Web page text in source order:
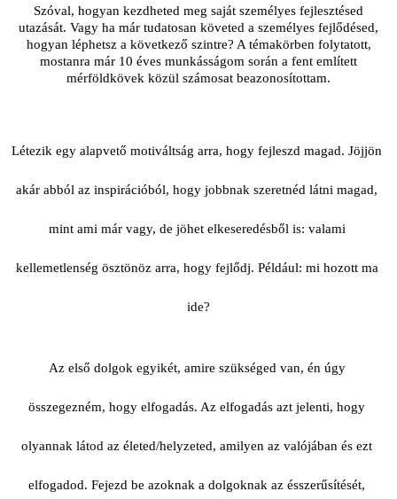
Szóval, hogyan kezdheted meg saját személyes fejlesztésed
utazását. Vagy ha már tudatosan követed a személyes fejlődésed,
hogyan léphetsz a következő szintre? A témakörben folytatott,
mostanra már 10 éves munkásságom során a fent említett
mérföldkövek közül számosat beazonosítottam.
Létezik egy alapvető motiváltság arra, hogy fejleszd magad. Jöjjön
akár abból az inspirációból, hogy jobbnak szeretnéd látni magad,
mint ami már vagy, de jöhet elkeseredésből is: valami
kellemetlenség ösztönöz arra, hogy fejlődj. Például: mi hozott ma
ide?
Az első dolgok egyikét, amire szükséged van, én úgy
összegezném, hogy elfogadás. Az elfogadás azt jelenti, hogy
olyannak látod az életed/helyzeted, amilyen az valójában és ezt
elfogadod. Fejezd be azoknak a dolgoknak az ésszerűsítését,